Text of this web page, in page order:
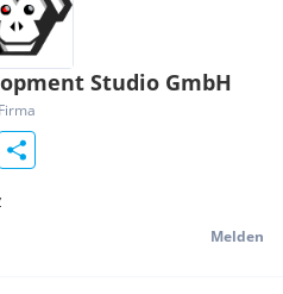
Studio GmbH
Firma
Melden